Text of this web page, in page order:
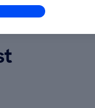
aanpassen